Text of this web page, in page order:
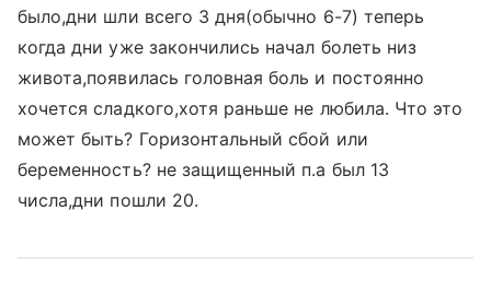
было,дни шли всего 3 дня(обычно 6-7) теперь
когда дни уже закончились начал болеть низ
живота,появилась головная боль и постоянно
хочется сладкого,хотя раньше не любила. Что это
может быть? Горизонтальный сбой или
беременность? не защищенный п.а был 13
числа,дни пошли 20.